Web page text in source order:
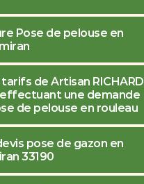
Pose de pelouse en
de Artisan RICHARD
effectuant une demande
de pelouse en rouleau
pose de gazon en
33190